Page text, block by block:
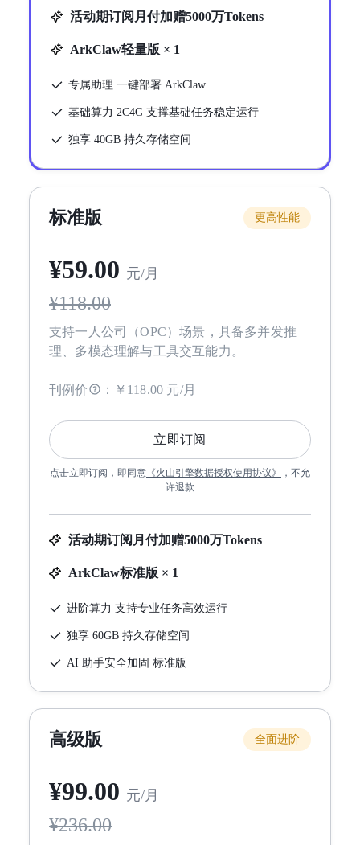
活动期订阅月付加赠5000万Tokens
ArkClaw轻量版 × 1
专属助理 一键部署 ArkClaw
基础算力 2C4G 支撑基础任务稳定运行
独享 40GB 持久存储空间
标准版 更高性能
¥59.00 元/月
¥118.00
支持一人公司（OPC）场景，具备多并发推
理、多模态理解与工具交互能力。
刊例价 ： ￥118.00 元/月
立即订阅
点击立即订阅，即同意 《火山引擎数据授权使用协议》
，不允
许退款
活动期订阅月付加赠5000万Tokens
ArkClaw标准版 × 1
进阶算力 支持专业任务高效运行
独享 60GB 持久存储空间
AI 助手安全加固 标准版
高级版 全面进阶
¥99.00 元/月
¥236.00